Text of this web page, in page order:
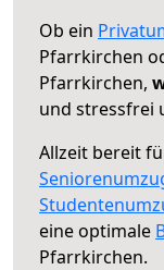
Ob ein
Pfarrkirchen
Pfarrkirchen,
und stressfrei
Allzeit bereit
eine optimale
Pfarrkirchen.